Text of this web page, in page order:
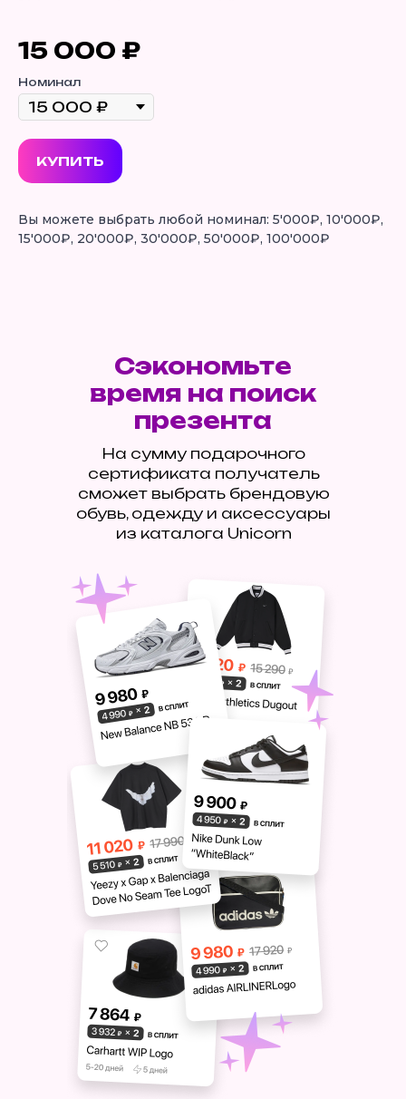
15 000 ₽
Номинал
КУПИТЬ
Вы можете выбрать любой номинал: 5'000₽, 10'000₽,
15'000₽, 20'000₽, 30'000₽, 50'000₽, 100'000₽
Сэкономьте
время на поиск
презента
На сумму подарочного
сертификата получатель
сможет выбрать брендовую
обувь, одежду и аксессуары
из каталога Unicorn